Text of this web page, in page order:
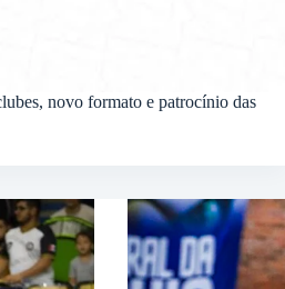
novo formato e patrocínio das